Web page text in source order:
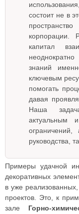
состоит не в
корпорации.
капитал
знаний
ключевым
помогать
давая
Наша
актуальным
руководства,
Примеры удачной
декоративных
в уже
проектов. Это, к
зале Горно-